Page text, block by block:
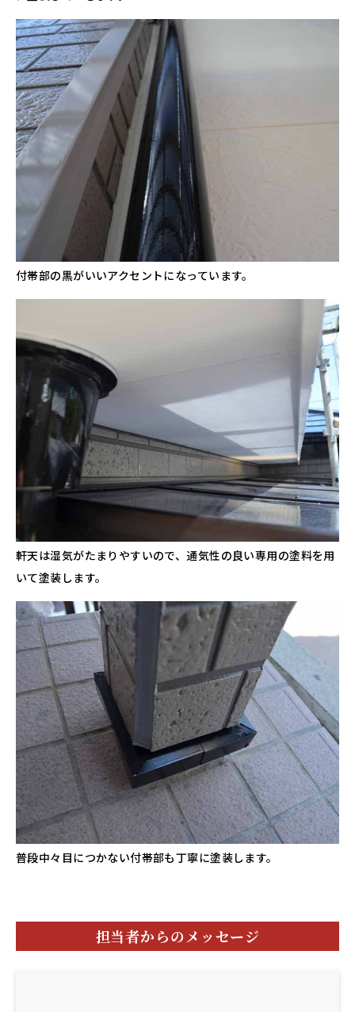
付帯部の黒がいいアクセントになっています。
軒天は湿気がたまりやすいので、通気性の良い専用の塗料を用
いて塗装します。
普段中々目につかない付帯部も丁寧に塗装します。
担当者からのメッセージ